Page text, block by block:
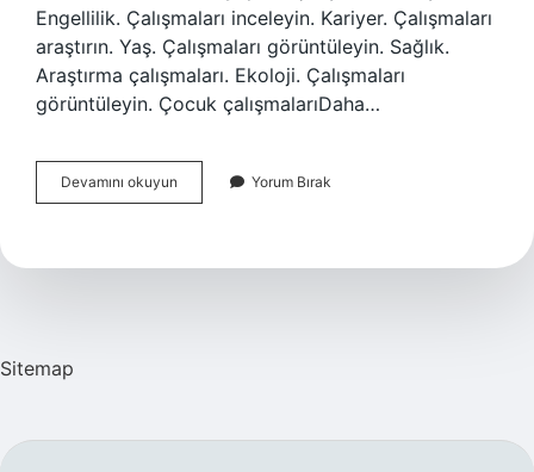
Engellilik. Çalışmaları inceleyin. Kariyer. Çalışmaları
araştırın. Yaş. Çalışmaları görüntüleyin. Sağlık.
Araştırma çalışmaları. Ekoloji. Çalışmaları
görüntüleyin. Çocuk çalışmalarıDaha…
Devamını okuyun
Aktiviteler
Yorum Bırak
Sitemap